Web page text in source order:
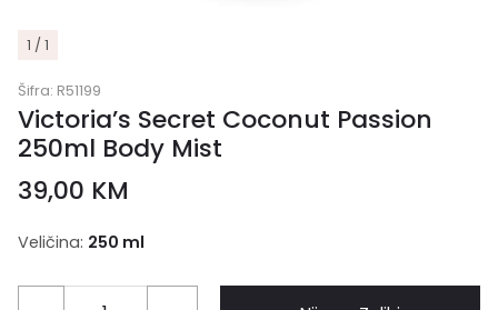
1 / 1
Šifra: R51199
Victoria’s Secret Coconut Passion
250ml Body Mist
39,00 KM
Veličina: 250 ml